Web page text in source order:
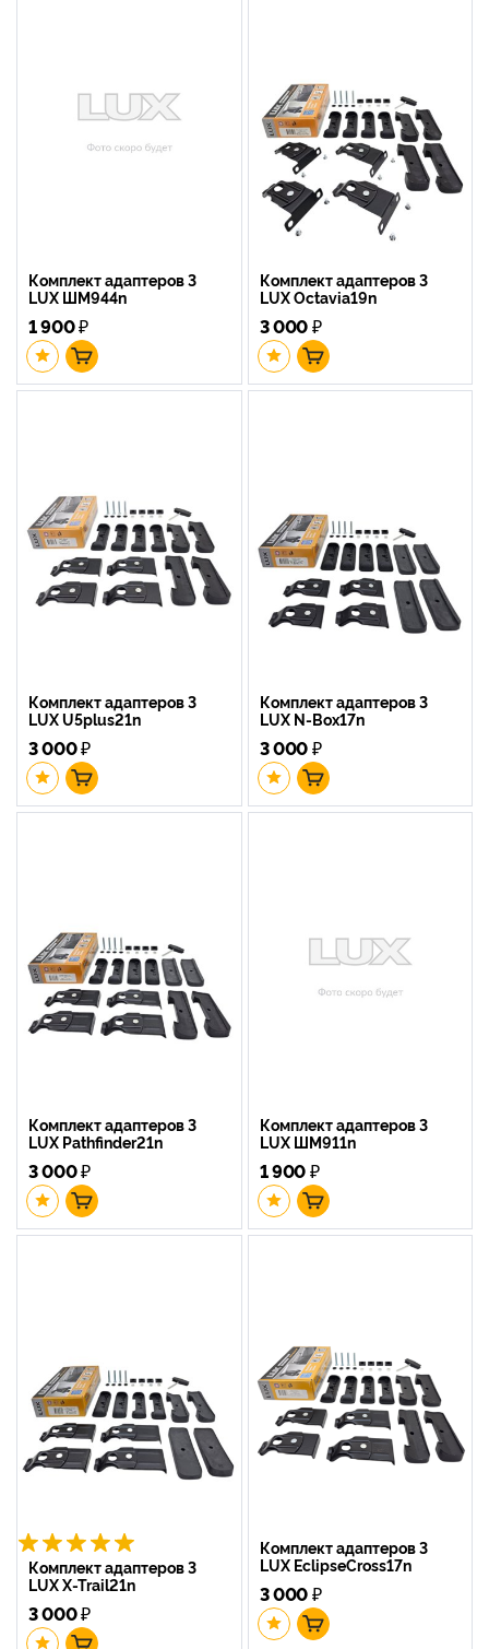
Комплект адаптеров 3
LUX ШМ944n
1 900₽
Комплект адаптеров 3
LUX Octavia19n
3 000₽
Комплект адаптеров 3
LUX U5plus21n
3 000₽
Комплект адаптеров 3
LUX N-Box17n
3 000₽
Комплект адаптеров 3
LUX Pathfinder21n
3 000₽
Комплект адаптеров 3
LUX ШМ911n
1 900₽
Комплект адаптеров 3
LUX X-Trail21n
3 000₽
Комплект адаптеров 3
LUX EclipseCross17n
3 000₽